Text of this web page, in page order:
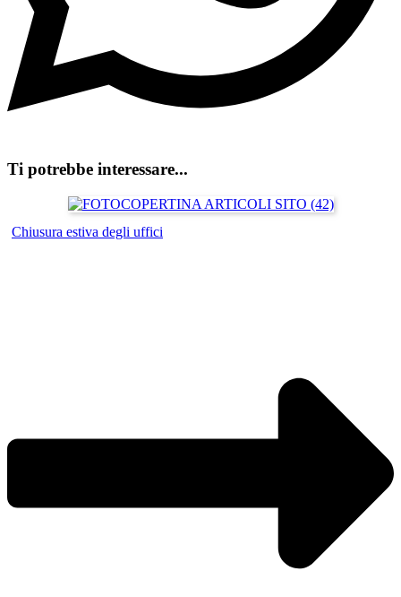
Ti potrebbe interessare...
Chiusura estiva degli uffici